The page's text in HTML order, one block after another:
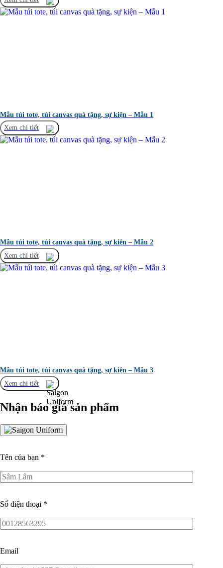
Mẫu túi tote, túi canvas quà tặng, sự kiện – Mẫu 1
Xem chi tiết
Mẫu túi tote, túi canvas quà tặng, sự kiện – Mẫu 2
Xem chi tiết
Mẫu túi tote, túi canvas quà tặng, sự kiện – Mẫu 3
Xem chi tiết
Nhận báo giá sản phẩm
Tên của bạn *
Số điện thoại *
Email